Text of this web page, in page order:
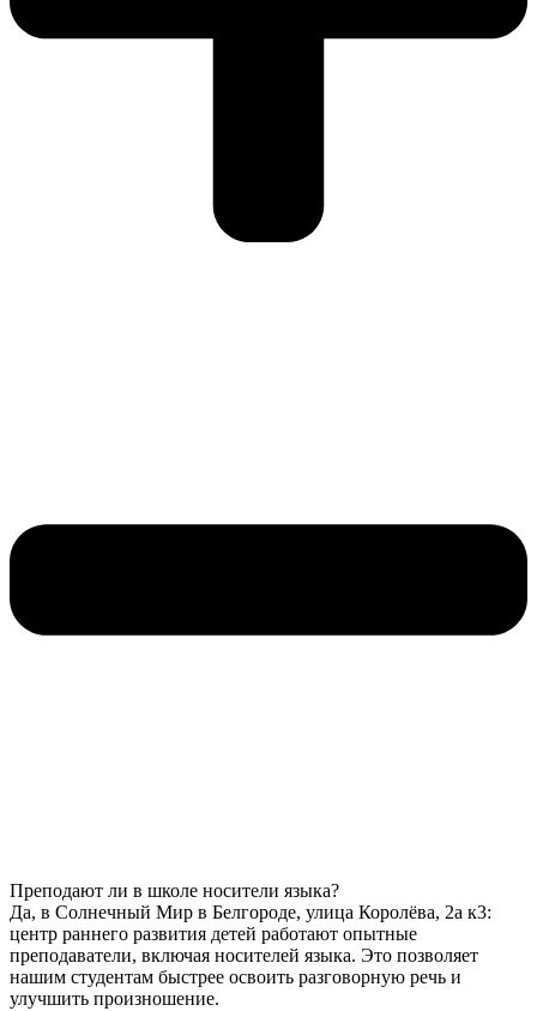
Преподают ли в школе носители языка?
Да, в Солнечный Мир в Белгороде, улица Королёва, 2а к3:
центр раннего развития детей работают опытные
преподаватели, включая носителей языка. Это позволяет
нашим студентам быстрее освоить разговорную речь и
улучшить произношение.